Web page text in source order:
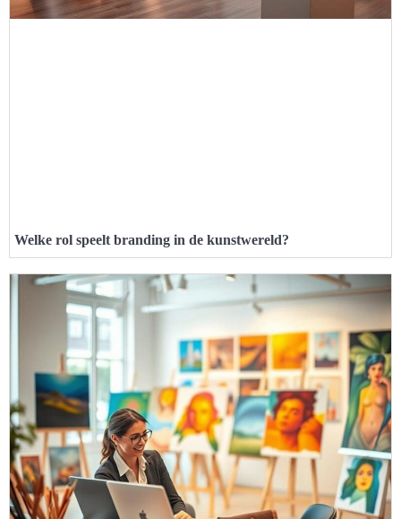
Welke rol speelt branding in de kunstwereld?